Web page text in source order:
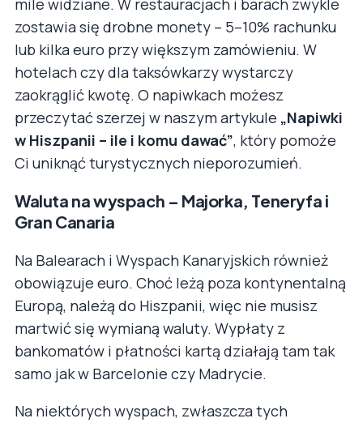
zostawia się drobne monety – 5–10% rachunku
lub kilka euro przy większym zamówieniu. W
hotelach czy dla taksówkarzy wystarczy
zaokrąglić kwotę. O napiwkach możesz
przeczytać szerzej w naszym artykule „Napiwki
w Hiszpanii – ile i komu dawać”, który pomoże
Ci uniknąć turystycznych nieporozumień.
Waluta na wyspach – Majorka, Teneryfa i
Gran Canaria
Na Balearach i Wyspach Kanaryjskich również
obowiązuje euro. Choć leżą poza kontynentalną
Europą, należą do Hiszpanii, więc nie musisz
martwić się wymianą waluty. Wypłaty z
bankomatów i płatności kartą działają tam tak
samo jak w Barcelonie czy Madrycie.
Na niektórych wyspach, zwłaszcza tych